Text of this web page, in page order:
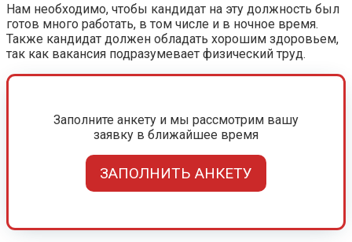
Нам необходимо, чтобы кандидат на эту должность был
готов много работать, в том числе и в ночное время.
Также кандидат должен обладать хорошим здоровьем,
так как вакансия подразумевает физический труд.
Заполните анкету и мы рассмотрим вашу
заявку в ближайшее время
ЗАПОЛНИТЬ АНКЕТУ